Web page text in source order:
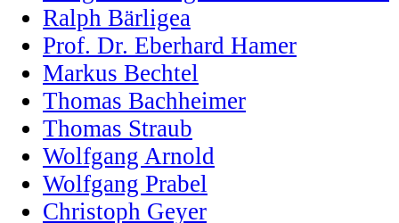
Ralph Bärligea
Prof. Dr. Eberhard Hamer
Markus Bechtel
Thomas Bachheimer
Thomas Straub
Wolfgang Arnold
Wolfgang Prabel
Christoph Geyer